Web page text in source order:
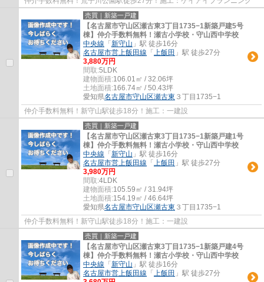
売買｜新築一戸建
【名古屋市守山区瀬古東3丁目1735−1新築戸建5号
棟】仲介手数料無料！瀬古小学校・守山西中学校
中央線 「 新守山 」駅 徒歩16分
名古屋市営上飯田線 「 上飯田 」駅 徒歩27分
3,880万円
間取:5LDK
建物面積:106.01㎡ / 32.06坪
土地面積:166.74㎡ / 50.43坪
愛知県名古屋市守山区瀬古東 ３丁目1735−1
仲介手数料無料！新守山駅徒歩18分！施工：一建設
売買｜新築一戸建
【名古屋市守山区瀬古東3丁目1735−1新築戸建1号
棟】仲介手数料無料！瀬古小学校・守山西中学校
中央線 「 新守山 」駅 徒歩16分
名古屋市営上飯田線 「 上飯田 」駅 徒歩27分
3,980万円
間取:4LDK
建物面積:105.59㎡ / 31.94坪
土地面積:154.19㎡ / 46.64坪
愛知県名古屋市守山区瀬古東 ３丁目1735−1
仲介手数料無料！新守山駅徒歩18分！施工：一建設
売買｜新築一戸建
【名古屋市守山区瀬古東3丁目1735−1新築戸建4号
棟】仲介手数料無料！瀬古小学校・守山西中学校
中央線 「 新守山 」駅 徒歩16分
名古屋市営上飯田線 「 上飯田 」駅 徒歩27分